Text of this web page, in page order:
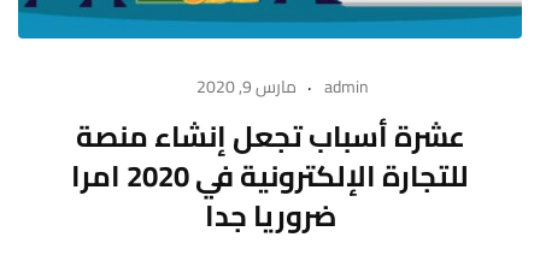
admin مارس 9, 2020
عشرة أسباب تجعل إنشاء منصة
للتجارة الإلكترونية في 2020 امرا
ضروريا جدا